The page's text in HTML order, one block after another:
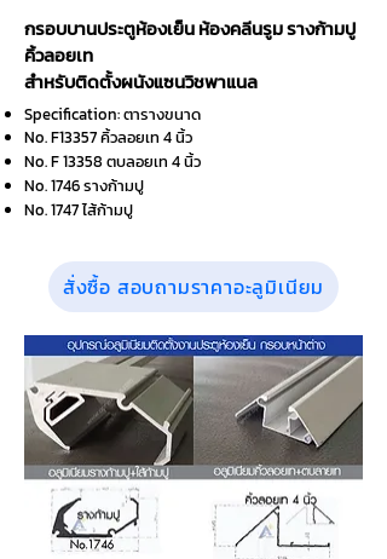
กรอบบานประตูห้องเย็น ห้องคลีนรูม รางก้ามปู
คิ้วลอยเท
สำหรับติดตั้งผนังแซนวิชพาแนล
Specification: ตารางขนาด
No. F13357 คิ้วลอยเท 4 นิ้ว
No. F 13358 ตบลอยเท 4 นิ้ว
No. 1746 รางก้ามปู
No. 1747 ไส้ก้ามปู
สั่งซื้อ สอบถามราคาอะลูมิเนียม